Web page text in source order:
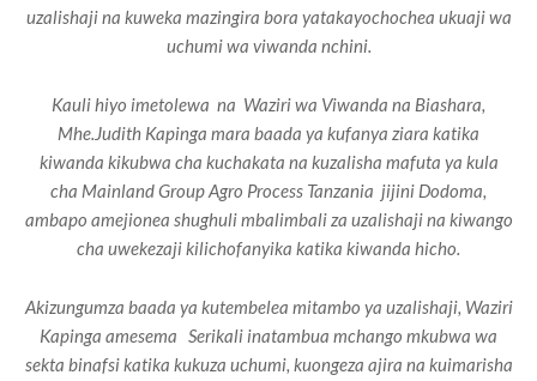
uzalishaji na kuweka mazingira bora yatakayochochea ukuaji wa
uchumi wa viwanda nchini.
Kauli hiyo imetolewa na Waziri wa Viwanda na Biashara,
Mhe.Judith Kapinga mara baada ya kufanya ziara katika
kiwanda kikubwa cha kuchakata na kuzalisha mafuta ya kula
cha Mainland Group Agro Process Tanzania jijini Dodoma,
ambapo amejionea shughuli mbalimbali za uzalishaji na kiwango
cha uwekezaji kilichofanyika katika kiwanda hicho.
Akizungumza baada ya kutembelea mitambo ya uzalishaji, Waziri
Kapinga amesema Serikali inatambua mchango mkubwa wa
sekta binafsi katika kukuza uchumi, kuongeza ajira na kuimarisha